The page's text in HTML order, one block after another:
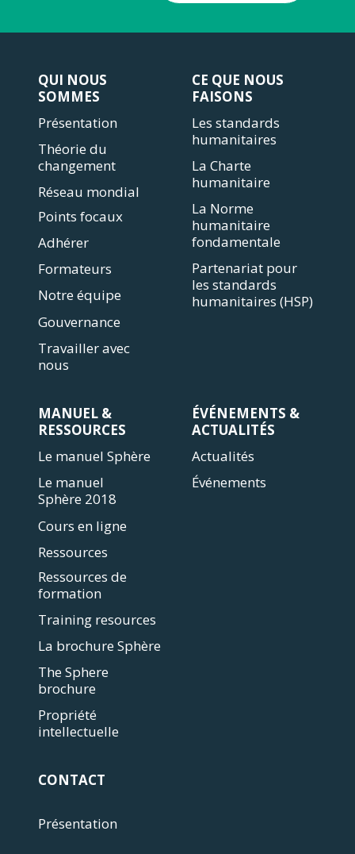
QUI NOUS
SOMMES
Présentation
Théorie du
changement
Réseau mondial
Points focaux
Adhérer
Formateurs
Notre équipe
Gouvernance
Travailler avec
nous
CE QUE NOUS
FAISONS
Les standards
humanitaires
La Charte
humanitaire
La Norme
humanitaire
fondamentale
Partenariat pour
les standards
humanitaires (HSP)
MANUEL &
RESSOURCES
Le manuel Sphère
Le manuel
Sphère 2018
Cours en ligne
Ressources
Ressources de
formation
Training resources
La brochure Sphère
The Sphere
brochure
Propriété
intellectuelle
ÉVÉNEMENTS &
ACTUALITÉS
Actualités
Événements
CONTACT
Présentation